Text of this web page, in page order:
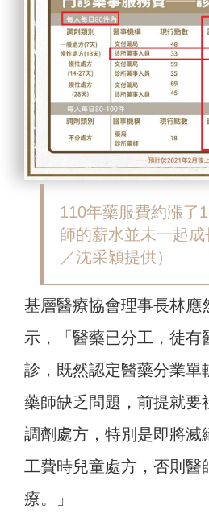
110年藥服費約漲了
師的薪水並未一起成
／沈采穎提供）
基層醫療協會理事長林應
示，「醫藥已分工，徒有
診，既然認定醫藥分業單
藥師缺乏問題，前提就要
調劑處方，特別是即將滅
工費時兒童處方，否則醫
療。」